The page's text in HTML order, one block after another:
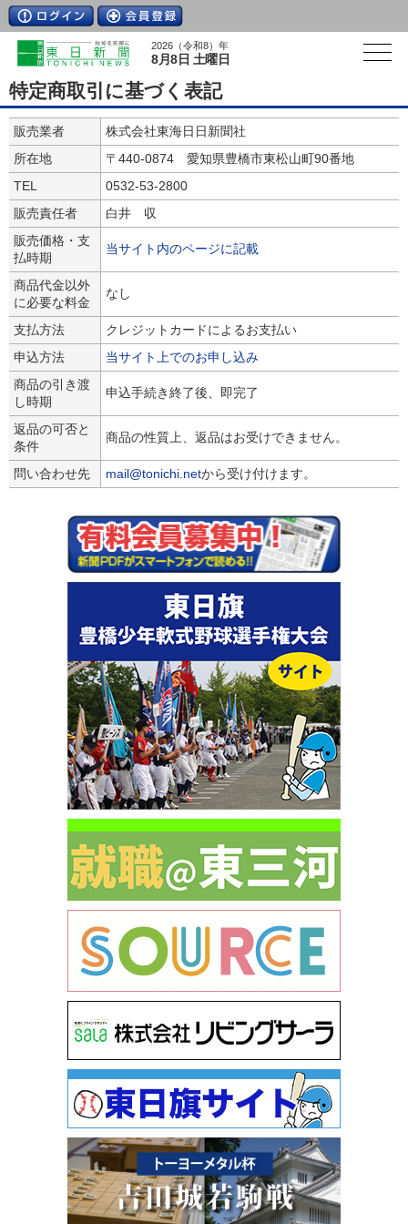
2026（令和8）年
8月8日 土曜日
特定商取引に基づく表記
販売業者
株式会社東海日日新聞社
所在地
〒440-0874 愛知県豊橋市東松山町90番地
TEL
0532-53-2800
販売責任者
白井 収
販売価格・支
払時期
当サイト内のページに記載
商品代金以外
に必要な料金
なし
支払方法
クレジットカードによるお支払い
申込方法
当サイト上でのお申し込み
商品の引き渡
し時期
申込手続き終了後、即完了
返品の可否と
条件
商品の性質上、返品はお受けできません。
問い合わせ先 mail@tonichi.netから受け付けます。